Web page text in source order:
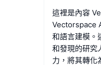
這裡是內容
Vectorspace
和語言建模。
和發現的研究
力，將其轉化